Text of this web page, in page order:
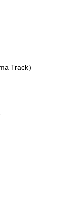
Track）